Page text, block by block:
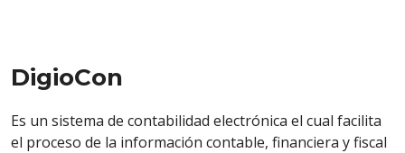
DigioCon
Es un sistema de contabilidad electrónica el cual facilita
el proceso de la información contable, financiera y fiscal